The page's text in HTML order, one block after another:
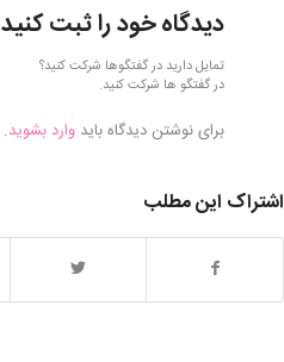
دیدگاه خود را ثبت کنید
تمایل دارید در گفتگوها شرکت کنید؟
در گفتگو ها شرکت کنید.
برای نوشتن دیدگاه باید وارد بشوید.
اشتراک این مطلب